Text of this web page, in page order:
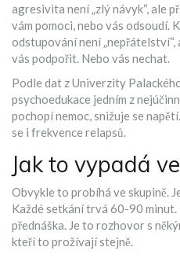
agresivita není „zlý návyk“, ale
vám pomoci, nebo vás odsoudí.
odstupování není „nepřátelství“,
vás podpořit. Nebo vás nechat.
Podle dat z Univerzity
psychoedukace jedním z
pochopí nemoc, snižuje se
se i frekvence relapsů.
Jak to vypadá
Obvykle to probíhá ve skupině.
Každé setkání trvá 60-90
přednáška. Je to rozhovor s
kteří to prožívají stejně.